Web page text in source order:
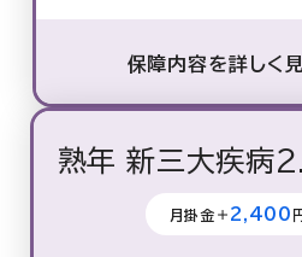
保障内容を詳しく
熟年 新三大疾病
月掛金＋ 2,400 円